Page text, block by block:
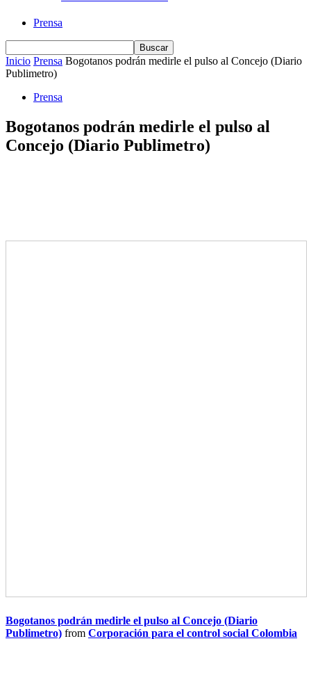
Prensa
Inicio Prensa Bogotanos podrán medirle el pulso al Concejo (Diario
Publimetro)
Prensa
Bogotanos podrán medirle el pulso al
Concejo (Diario Publimetro)
Bogotanos podrán medirle el pulso al Concejo (Diario
Publimetro) from Corporación para el control social Colombia